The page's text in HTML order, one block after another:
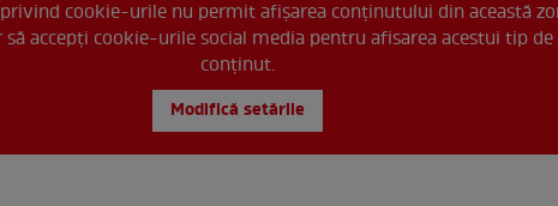
cookie-urile nu permit afișarea conținutului din această
să accepți cookie-urile social media pentru afisarea acestui tip de
conținut.
Modifică setările